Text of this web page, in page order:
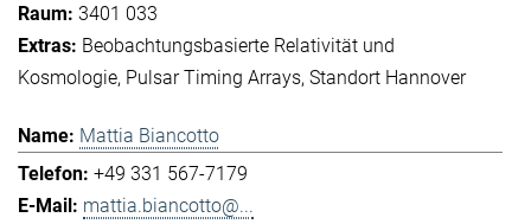
3401 033
Beobachtungsbasierte Relativität und
Kosmologie Pulsar Timing Arrays Standort Hannover
Mattia Biancotto
+49 331 567-7179
mattia.biancotto@...